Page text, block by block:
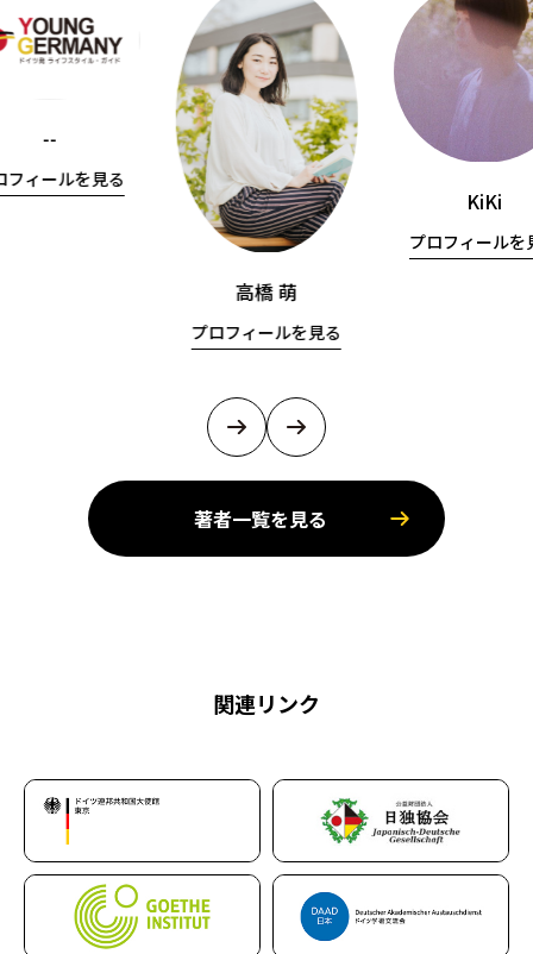
--
フィールを見る
高橋 萌
プロフィールを見る
KiKi
プロフィールを
著者一覧を見る
関連リンク